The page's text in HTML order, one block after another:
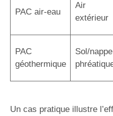
PAC air-eau
Air
extérieur
PAC
géothermique
Sol/nappe
Un cas pratique illustre